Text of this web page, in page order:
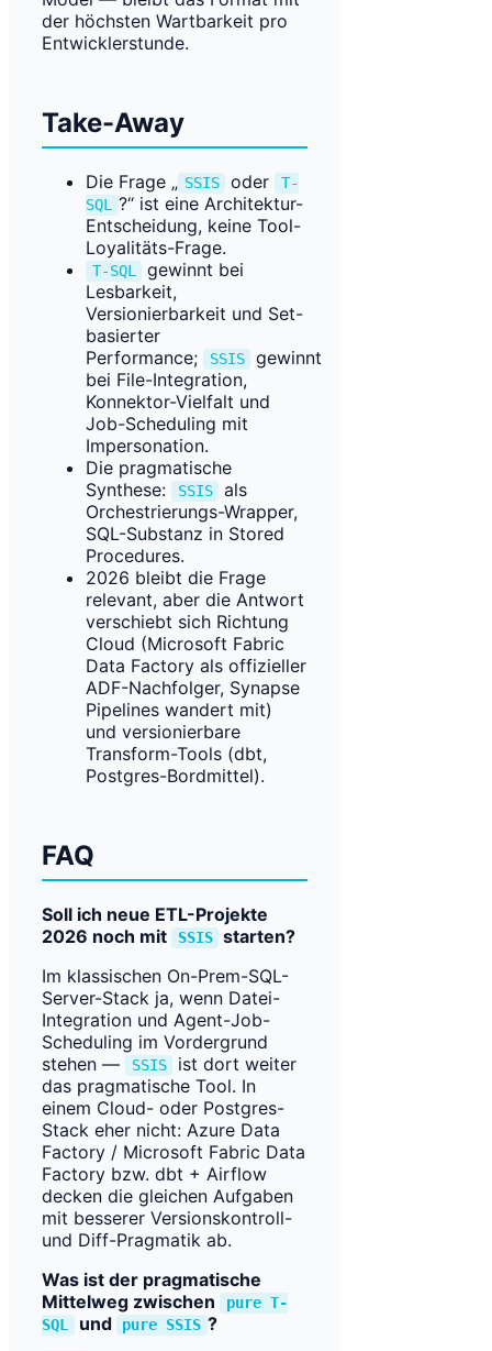
der höchsten Wartbarkeit pro
Entwicklerstunde.
Take-Away
Die Frage „ SSIS oder
T-
SQL ?“ ist eine Architektur-
Entscheidung, keine Tool-
Loyalitäts-Frage.
T-SQL
gewinnt bei
Lesbarkeit,
Versionierbarkeit und Set-
basierter
Performance;
SSIS
gewinnt
bei File-Integration,
Konnektor-Vielfalt und
Job-Scheduling mit
Impersonation.
Die pragmatische
Synthese:
SSIS
als
Orchestrierungs-Wrapper,
SQL-Substanz in Stored
Procedures.
2026 bleibt die Frage
relevant, aber die Antwort
verschiebt sich Richtung
Cloud (Microsoft Fabric
Data Factory als offizieller
ADF-Nachfolger, Synapse
Pipelines wandert mit)
und versionierbare
Transform-Tools (dbt,
Postgres-Bordmittel).
FAQ
Soll ich neue ETL-Projekte
2026 noch mit
SSIS starten?
Im klassischen On-Prem-SQL-
Server-Stack ja, wenn Datei-
Integration und Agent-Job-
Scheduling im Vordergrund
stehen —
SSIS
ist dort weiter
das pragmatische Tool. In
einem Cloud- oder Postgres-
Stack eher nicht: Azure Data
Factory / Microsoft Fabric Data
Factory bzw. dbt + Airflow
decken die gleichen Aufgaben
mit besserer Versionskontroll-
und Diff-Pragmatik ab.
Was ist der pragmatische
Mittelweg zwischen
pure T-
SQL
und pure SSIS ?